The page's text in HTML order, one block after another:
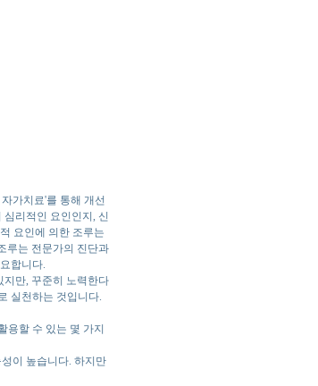
가치료'를 통해 개선
리적인 요인인지, 신
요인에 의한 조루는
루는 전문가의 진단과
합니다.
만, 꾸준히 노력한다
실천하는 것입니다.
용할 수 있는 몇 가지
이 높습니다. 하지만